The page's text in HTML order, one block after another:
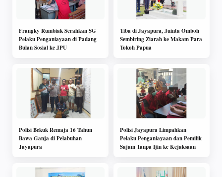
Frangky Rumbiak Serahkan SG
Pelaku Penganiayaan di Padang
Bulan Sosial ke JPU
Tiba di Jayapura, Juinta Omboh
Sembiring Ziarah ke Makam Para
Tokoh Papua
Polisi Bekuk Remaja 16 Tahun
Bawa Ganja di Pelabuhan
Jayapura
Polisi Jayapura Limpahkan
Pelaku Penganiayaan dan Pemilik
Sajam Tanpa Ijin ke Kejaksaan